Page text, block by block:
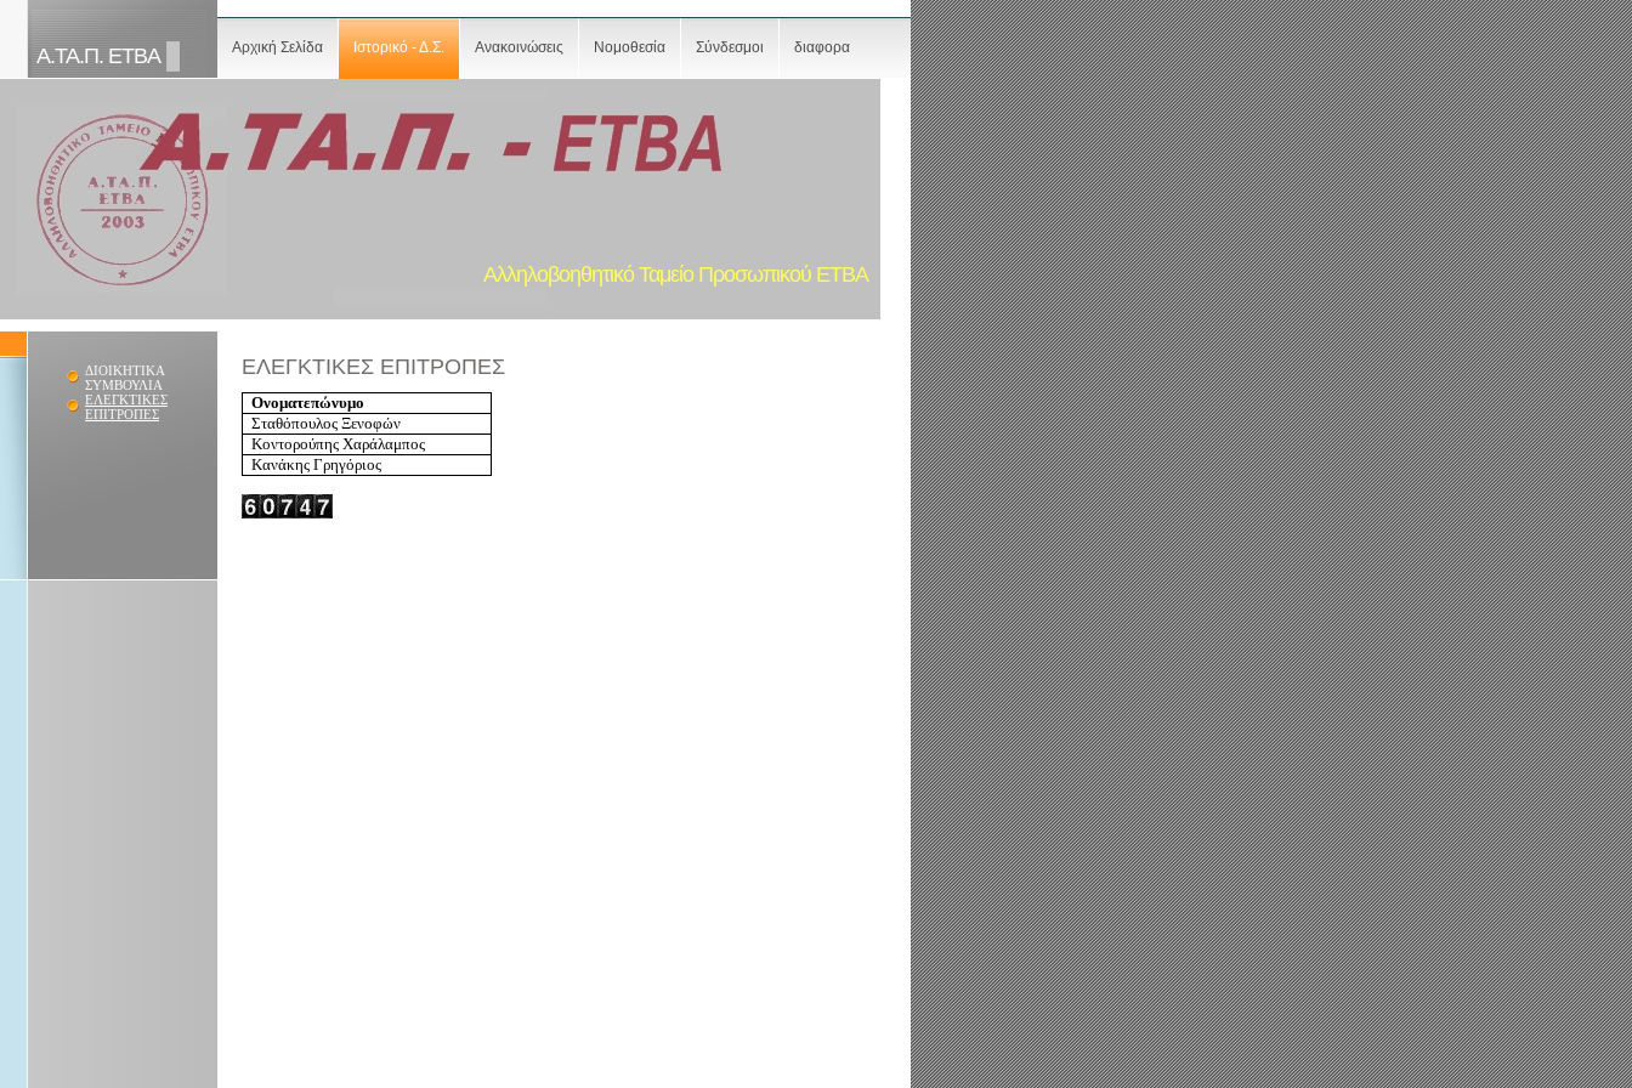
Α.ΤΑ.Π. ΕΤΒΑ Αρχική Σελίδα Ιστορικό - Δ.Σ. Ανακοινώσεις Νομοθεσία Σύνδεσμοι διαφορα
Αλληλοβοηθητικό Ταμείο Προσωπικού ΕΤΒΑ
ΔΙΟΙΚΗΤΙΚΑ
ΣΥΜΒΟΥΛΙΑ
ΕΛΕΓΚΤΙΚΕΣ
ΕΠΙΤΡΟΠΕΣ
ΕΛΕΓΚΤΙΚΕΣ ΕΠΙΤΡΟΠΕΣ
Ονοματεπώνυμο
Σταθόπουλος Ξενοφών
Κοντορούπης Χαράλαμπος
Κανάκης Γρηγόριος